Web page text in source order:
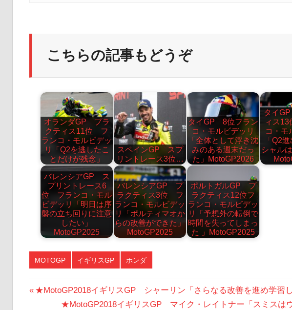
こちらの記事もどうぞ
オランダGP プラ
クティス11位 フ
ランコ・モルビデッ
リ「Q2を逃したこ
とだけが残念」
スペインGP スプ
リントレース3位…
タイGP 8位フラン
コ・モルビデッリ
「全体として浮き沈
みのある週末だっ
た」MotoGP2026
タイ
ィス
コ・モ
「Q2
シャル
バレンシアGP ス
プリントレース6
位 フランコ・モル
ビデッリ「明日は序
盤の立ち回りに注意
したい」
MotoGP2025
バレンシアGP プ
ラクティス3位 フ
ランコ・モルビデッ
リ「ポルティマオか
らの改善ができた」
MotoGP2025
ポルトガルGP プ
ラクティス12位フ
ランコ・モルビデッ
リ「予想外の転倒で
時間を失ってしまっ
た 」MotoGP2025
MOTOGP イギリスGP ホンダ
投
前
★MotoGP2018イギリスGP シャーリン「さらなる改善を進め学習し
次
★MotoGP2018イギリスGP マイク・レイトナー「スミスは